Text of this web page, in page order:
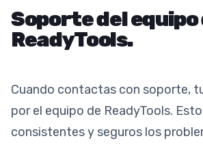
Soporte del equipo
ReadyTools.
Cuando contactas con soporte,
por el equipo de ReadyTools.
consistentes y seguros los